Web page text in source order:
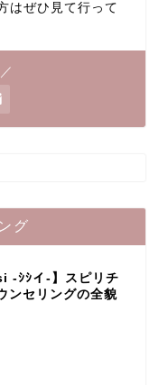
はぜひ見て行って
グ
-ｼｼイ-】スピリチ
ンセリングの全貌